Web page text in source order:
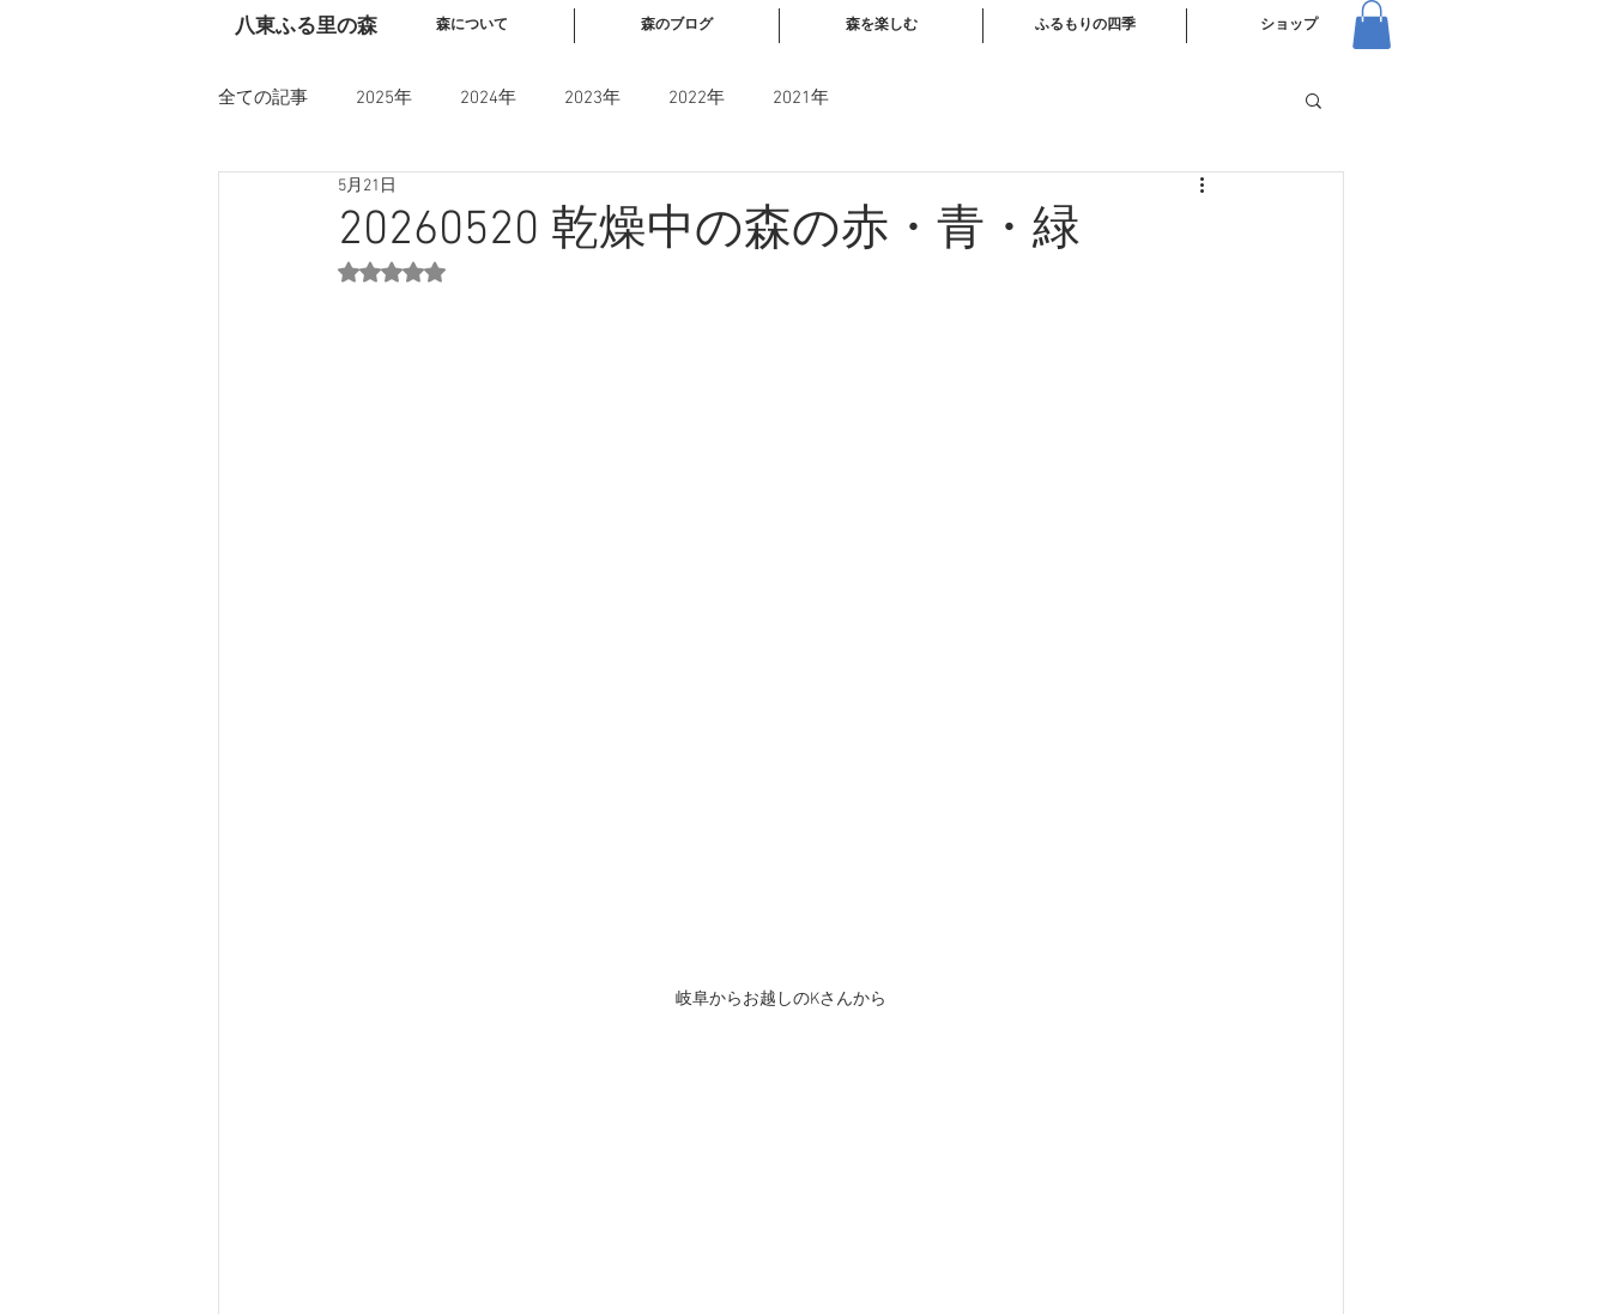
​八東ふる里の森 森について 森のブログ 森を楽しむ ふるもりの四季 ショップ
全ての記事 2025年 2024年 2023年 2022年 2021年
20260520 乾燥中の森の赤・青・緑
5月21日
5つ星のうちNaNと評価されています。
岐阜からお越しのKさんから